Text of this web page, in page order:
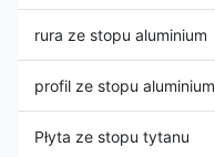
rura ze stopu aluminium
profil ze stopu aluminium
Płyta ze stopu tytanu